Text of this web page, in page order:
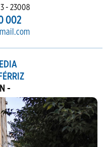
3 - 23008
002
-